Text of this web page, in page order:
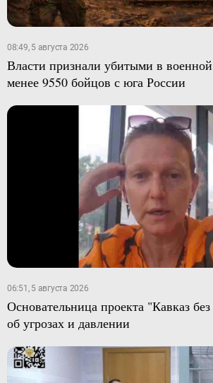
08:49, 5 августа 2026
Власти признали убитыми в
менее 9550 бойцов с юга России
06:51, 5 августа 2026
Основательница проекта "Кавказ
об угрозах и давлении